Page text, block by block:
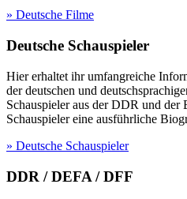
» Deutsche Filme
Deutsche Schauspieler
Hier erhaltet ihr umfangreiche
der deutschen und
Schauspieler aus der DDR und
Schauspieler eine ausführliche
» Deutsche Schauspieler
DDR / DEFA / DFF